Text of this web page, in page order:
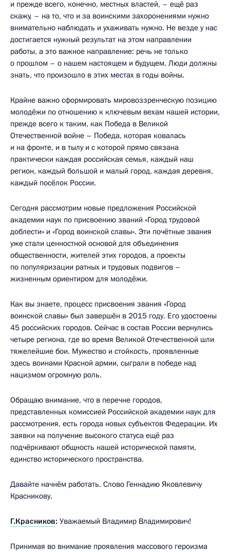
и прежде всего, конечно, местных властей, – ещё раз
скажу, – на то, что и за воинскими захоронениями нужно
внимательно наблюдать и ухаживать нужно. Не везде у нас
достигается нужный результат на этом направлении
работы, а это важное направление: речь не только
о прошлом – о нашем настоящем и будущем. Люди должны
знать, что произошло в этих местах в годы войны.
Крайне важно сформировать мировоззренческую позицию
молодёжи по отношению к ключевым вехам нашей истории,
прежде всего к таким, как Победа в Великой
Отечественной войне – Победа, которая ковалась
и на фронте, и в тылу и с которой прямо связана
практически каждая российская семья, каждый наш
регион, каждый большой и малый город, каждая деревня,
каждый посёлок России.
Сегодня рассмотрим новые предложения Российской
академии наук по присвоению званий «Город трудовой
доблести» и «Город воинской славы». Эти почётные звания
уже стали ценностной основой для объединения
общественности, жителей этих городов, а проекты
по популяризации ратных и трудовых подвигов –
жизненным ориентиром для молодёжи.
Как вы знаете, процесс присвоения звания «Город
воинской славы» был завершён в 2015 году. Его удостоены
45 российских городов. Сейчас в состав России вернулись
четыре региона, где во время Великой Отечественной шли
тяжелейшие бои. Мужество и стойкость, проявленные
здесь воинами Красной армии, сыграли в победе над
нацизмом огромную роль.
Обращаю внимание, что в перечне городов,
представленных комиссией Российской академии наук для
рассмотрения, есть города новых субъектов Федерации. Их
заявки на получение высокого статуса ещё раз
подчёркивают общность нашей исторической памяти,
единство исторического пространства.
Давайте начнём работать. Слово Геннадию Яковлевичу
Красникову.
Г.Красников: Уважаемый Владимир Владимирович!
Принимая во внимание проявления массового героизма